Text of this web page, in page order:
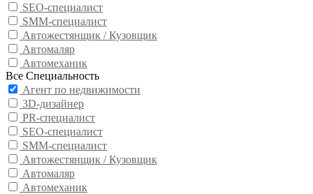
SEO-специалист
SMM-специалист
Автожестянщик / Кузовщик
Автомаляр
Автомеханик
Все Специальность
Агент по недвижимости
3D-дизайнер
PR-специалист
SEO-специалист
SMM-специалист
Автожестянщик / Кузовщик
Автомаляр
Автомеханик